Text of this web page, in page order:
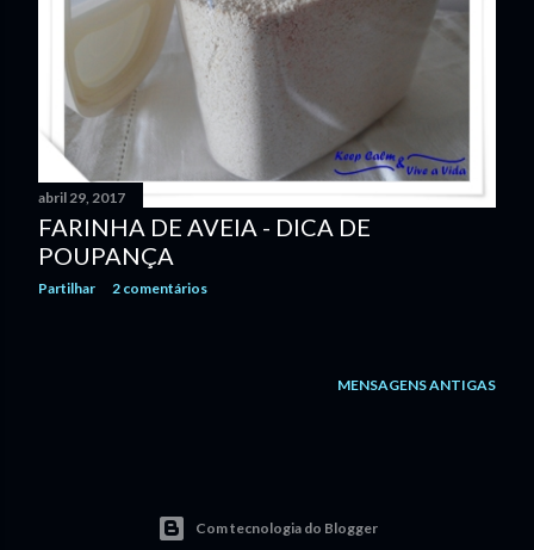
abril 29, 2017
FARINHA DE AVEIA - DICA DE
POUPANÇA
Partilhar 2 comentários
MENSAGENS ANTIGAS
Com tecnologia do Blogger